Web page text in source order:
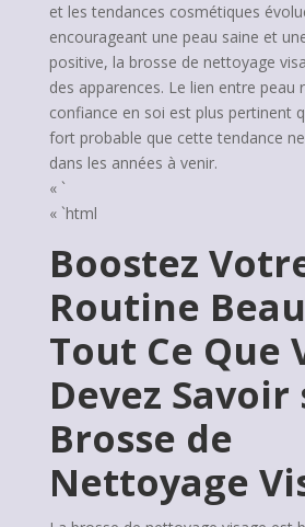
et les tendances cosmétiques
encourageant une peau saine et
positive, la brosse de nettoyage
des apparences. Le lien entre peau
confiance en soi est plus pertinent
fort probable que cette tendance
dans les années à venir.
« `
« `html
Boostez
Routine
Tout Ce Que
Devez Savoir
Brosse de
Nettoyage